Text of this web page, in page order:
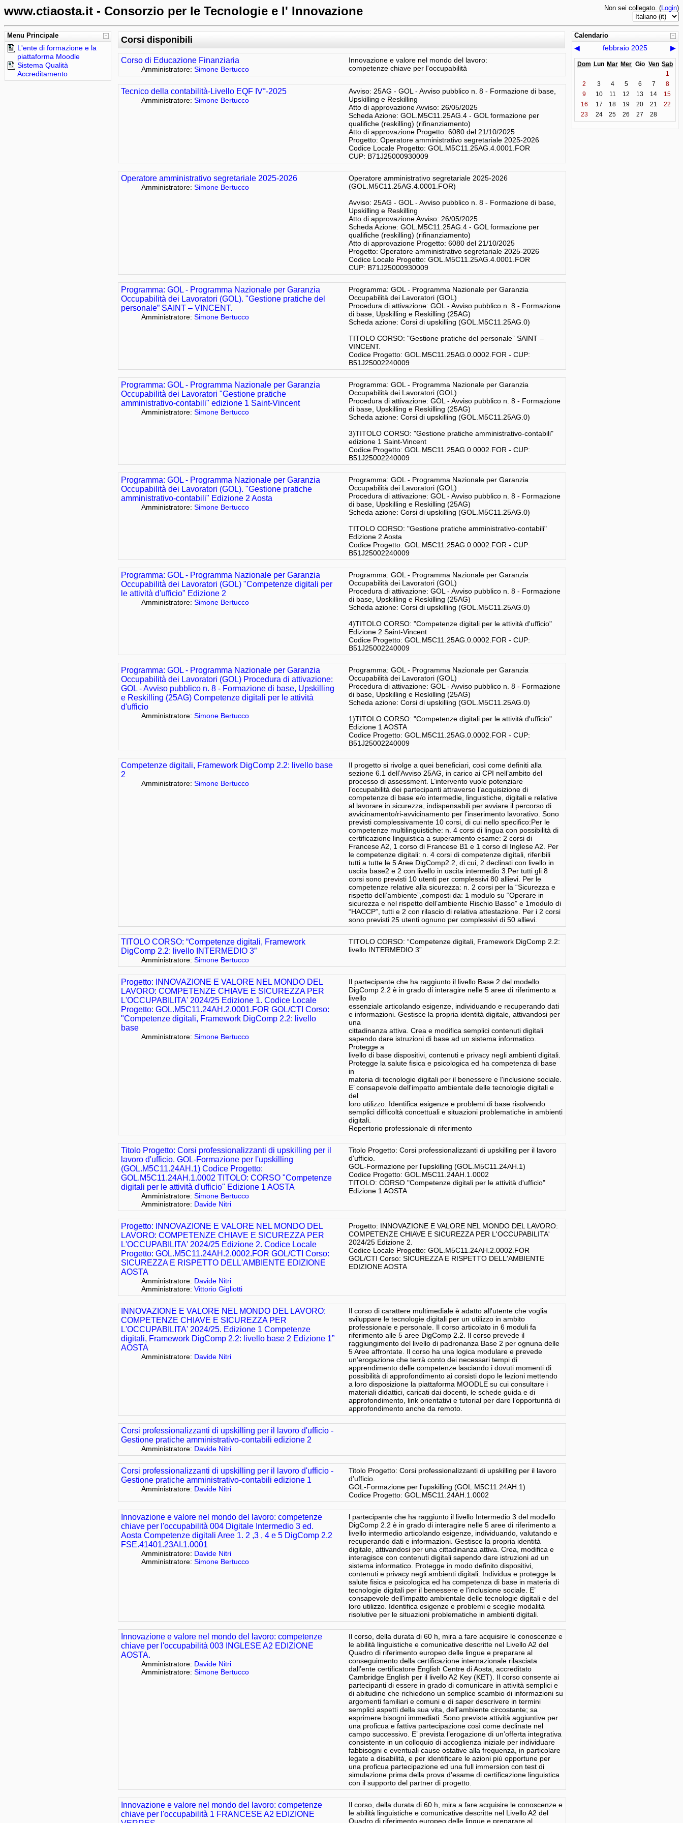
www.ctiaosta.it - Consorzio per le Tecnologie e l' Innovazione Non sei collegato. (Login)
Menu Principale
L'ente di formazione e la
piattaforma Moodle
Sistema Qualità
Accreditamento
Corsi disponibili
Corso di Educazione Finanziaria
Amministratore: Simone Bertucco
Innovazione e valore nel mondo del lavoro:
competenze chiave per l'occupabilità
Tecnico della contabilità-Livello EQF IV°-2025
Amministratore: Simone Bertucco
Avviso: 25AG - GOL - Avviso pubblico n. 8 - Formazione di base,
Upskilling e Reskilling
Atto di approvazione Avviso: 26/05/2025
Scheda Azione: GOL.M5C11.25AG.4 - GOL formazione per
qualifiche (reskilling) (rifinanziamento)
Atto di approvazione Progetto: 6080 del 21/10/2025
Progetto: Operatore amministrativo segretariale 2025-2026
Codice Locale Progetto: GOL.M5C11.25AG.4.0001.FOR
CUP: B71J25000930009
Operatore amministrativo segretariale 2025-2026
Amministratore: Simone Bertucco
Operatore amministrativo segretariale 2025-2026
(GOL.M5C11.25AG.4.0001.FOR)
Avviso: 25AG - GOL - Avviso pubblico n. 8 - Formazione di base,
Upskilling e Reskilling
Atto di approvazione Avviso: 26/05/2025
Scheda Azione: GOL.M5C11.25AG.4 - GOL formazione per
qualifiche (reskilling) (rifinanziamento)
Atto di approvazione Progetto: 6080 del 21/10/2025
Progetto: Operatore amministrativo segretariale 2025-2026
Codice Locale Progetto: GOL.M5C11.25AG.4.0001.FOR
CUP: B71J25000930009
Programma: GOL - Programma Nazionale per Garanzia
Occupabilità dei Lavoratori (GOL). "Gestione pratiche del
personale” SAINT – VINCENT.
Amministratore: Simone Bertucco
Programma: GOL - Programma Nazionale per Garanzia
Occupabilità dei Lavoratori (GOL)
Procedura di attivazione: GOL - Avviso pubblico n. 8 - Formazione
di base, Upskilling e Reskilling (25AG)
Scheda azione: Corsi di upskilling (GOL.M5C11.25AG.0)
TITOLO CORSO: "Gestione pratiche del personale” SAINT –
VINCENT.
Codice Progetto: GOL.M5C11.25AG.0.0002.FOR - CUP:
B51J25002240009
Programma: GOL - Programma Nazionale per Garanzia
Occupabilità dei Lavoratori "Gestione pratiche
amministrativo-contabili" edizione 1 Saint-Vincent
Amministratore: Simone Bertucco
Programma: GOL - Programma Nazionale per Garanzia
Occupabilità dei Lavoratori (GOL)
Procedura di attivazione: GOL - Avviso pubblico n. 8 - Formazione
di base, Upskilling e Reskilling (25AG)
Scheda azione: Corsi di upskilling (GOL.M5C11.25AG.0)
3)TITOLO CORSO: "Gestione pratiche amministrativo-contabili"
edizione 1 Saint-Vincent
Codice Progetto: GOL.M5C11.25AG.0.0002.FOR - CUP:
B51J25002240009
Programma: GOL - Programma Nazionale per Garanzia
Occupabilità dei Lavoratori (GOL). "Gestione pratiche
amministrativo-contabili" Edizione 2 Aosta
Amministratore: Simone Bertucco
Programma: GOL - Programma Nazionale per Garanzia
Occupabilità dei Lavoratori (GOL)
Procedura di attivazione: GOL - Avviso pubblico n. 8 - Formazione
di base, Upskilling e Reskilling (25AG)
Scheda azione: Corsi di upskilling (GOL.M5C11.25AG.0)
TITOLO CORSO: "Gestione pratiche amministrativo-contabili"
Edizione 2 Aosta
Codice Progetto: GOL.M5C11.25AG.0.0002.FOR - CUP:
B51J25002240009
Programma: GOL - Programma Nazionale per Garanzia
Occupabilità dei Lavoratori (GOL) "Competenze digitali per
le attività d'ufficio" Edizione 2
Amministratore: Simone Bertucco
Programma: GOL - Programma Nazionale per Garanzia
Occupabilità dei Lavoratori (GOL)
Procedura di attivazione: GOL - Avviso pubblico n. 8 - Formazione
di base, Upskilling e Reskilling (25AG)
Scheda azione: Corsi di upskilling (GOL.M5C11.25AG.0)
4)TITOLO CORSO: "Competenze digitali per le attività d'ufficio"
Edizione 2 Saint-Vincent
Codice Progetto: GOL.M5C11.25AG.0.0002.FOR - CUP:
B51J25002240009
Programma: GOL - Programma Nazionale per Garanzia
Occupabilità dei Lavoratori (GOL) Procedura di attivazione:
GOL - Avviso pubblico n. 8 - Formazione di base, Upskilling
e Reskilling (25AG) Competenze digitali per le attività
d'ufficio
Amministratore: Simone Bertucco
Programma: GOL - Programma Nazionale per Garanzia
Occupabilità dei Lavoratori (GOL)
Procedura di attivazione: GOL - Avviso pubblico n. 8 - Formazione
di base, Upskilling e Reskilling (25AG)
Scheda azione: Corsi di upskilling (GOL.M5C11.25AG.0)
1)TITOLO CORSO: "Competenze digitali per le attività d'ufficio"
Edizione 1 AOSTA
Codice Progetto: GOL.M5C11.25AG.0.0002.FOR - CUP:
B51J25002240009
Competenze digitali, Framework DigComp 2.2: livello base
2
Amministratore: Simone Bertucco
Il progetto si rivolge a quei beneficiari, così come definiti alla
sezione 6.1 dell’Avviso 25AG, in carico ai CPI nell’ambito del
processo di assessment. L’intervento vuole potenziare
l’occupabilità dei partecipanti attraverso l’acquisizione di
competenze di base e/o intermedie, linguistiche, digitali e relative
al lavorare in sicurezza, indispensabili per avviare il percorso di
avvicinamento/ri-avvicinamento per l’inserimento lavorativo. Sono
previsti complessivamente 10 corsi, di cui nello specifico:Per le
competenze multilinguistiche: n. 4 corsi di lingua con possibilità di
certificazione linguistica a superamento esame: 2 corsi di
Francese A2, 1 corso di Francese B1 e 1 corso di Inglese A2. Per
le competenze digitali: n. 4 corsi di competenze digitali, riferibili
tutti a tutte le 5 Aree DigComp2.2, di cui, 2 declinati con livello in
uscita base2 e 2 con livello in uscita intermedio 3.Per tutti gli 8
corsi sono previsti 10 utenti per complessivi 80 allievi. Per le
competenze relative alla sicurezza: n. 2 corsi per la “Sicurezza e
rispetto dell’ambiente”,composti da: 1 modulo su “Operare in
sicurezza e nel rispetto dell’ambiente Rischio Basso” e 1modulo di
“HACCP”, tutti e 2 con rilascio di relativa attestazione. Per i 2 corsi
sono previsti 25 utenti ognuno per complessivi di 50 allievi.
TITOLO CORSO: “Competenze digitali, Framework
DigComp 2.2: livello INTERMEDIO 3”
Amministratore: Simone Bertucco
TITOLO CORSO: “Competenze digitali, Framework DigComp 2.2:
livello INTERMEDIO 3”
Progetto: INNOVAZIONE E VALORE NEL MONDO DEL
LAVORO: COMPETENZE CHIAVE E SICUREZZA PER
L'OCCUPABILITA' 2024/25 Edizione 1. Codice Locale
Progetto: GOL.M5C11.24AH.2.0001.FOR GOL/CTI Corso:
"Competenze digitali, Framework DigComp 2.2: livello
base
Amministratore: Simone Bertucco
Il partecipante che ha raggiunto il livello Base 2 del modello
DigComp 2.2 è in grado di interagire nelle 5 aree di riferimento a
livello
essenziale articolando esigenze, individuando e recuperando dati
e informazioni. Gestisce la propria identità digitale, attivandosi per
una
cittadinanza attiva. Crea e modifica semplici contenuti digitali
sapendo dare istruzioni di base ad un sistema informatico.
Protegge a
livello di base dispositivi, contenuti e privacy negli ambienti digitali.
Protegge la salute fisica e psicologica ed ha competenza di base
in
materia di tecnologie digitali per il benessere e l'inclusione sociale.
E’ consapevole dell'impatto ambientale delle tecnologie digitali e
del
loro utilizzo. Identifica esigenze e problemi di base risolvendo
semplici difficoltà concettuali e situazioni problematiche in ambienti
digitali.
Repertorio professionale di riferimento
Titolo Progetto: Corsi professionalizzanti di upskilling per il
lavoro d'ufficio. GOL-Formazione per l'upskilling
(GOL.M5C11.24AH.1) Codice Progetto:
GOL.M5C11.24AH.1.0002 TITOLO: CORSO "Competenze
digitali per le attività d'ufficio" Edizione 1 AOSTA
Amministratore: Simone Bertucco
Amministratore: Davide Nitri
Titolo Progetto: Corsi professionalizzanti di upskilling per il lavoro
d'ufficio.
GOL-Formazione per l'upskilling (GOL.M5C11.24AH.1)
Codice Progetto: GOL.M5C11.24AH.1.0002
TITOLO: CORSO "Competenze digitali per le attività d'ufficio"
Edizione 1 AOSTA
Progetto: INNOVAZIONE E VALORE NEL MONDO DEL
LAVORO: COMPETENZE CHIAVE E SICUREZZA PER
L'OCCUPABILITA' 2024/25 Edizione 2. Codice Locale
Progetto: GOL.M5C11.24AH.2.0002.FOR GOL/CTI Corso:
SICUREZZA E RISPETTO DELL'AMBIENTE EDIZIONE
AOSTA
Amministratore: Davide Nitri
Amministratore: Vittorio Gigliotti
Progetto: INNOVAZIONE E VALORE NEL MONDO DEL LAVORO:
COMPETENZE CHIAVE E SICUREZZA PER L'OCCUPABILITA'
2024/25 Edizione 2.
Codice Locale Progetto: GOL.M5C11.24AH.2.0002.FOR
GOL/CTI Corso: SICUREZZA E RISPETTO DELL'AMBIENTE
EDIZIONE AOSTA
INNOVAZIONE E VALORE NEL MONDO DEL LAVORO:
COMPETENZE CHIAVE E SICUREZZA PER
L'OCCUPABILITA' 2024/25. Edizione 1 Competenze
digitali, Framework DigComp 2.2: livello base 2 Edizione 1”
AOSTA
Amministratore: Davide Nitri
Il corso di carattere multimediale è adatto all'utente che voglia
sviluppare le tecnologie digitali per un utilizzo in ambito
professionale e personale. Il corso articolato in 6 moduli fa
riferimento alle 5 aree DigComp 2.2. Il corso prevede il
raggiungimento del livello di padronanza Base 2 per ognuna delle
5 Aree affrontate. Il corso ha una logica modulare e prevede
un’erogazione che terrà conto dei necessari tempi di
apprendimento delle competenze lasciando i dovuti momenti di
possibilità di approfondimento ai corsisti dopo le lezioni mettendo
a loro disposizione la piattaforma MOODLE su cui consultare i
materiali didattici, caricati dai docenti, le schede guida e di
approfondimento, link orientativi e tutorial per dare l’opportunità di
approfondimento anche da remoto.
Corsi professionalizzanti di upskilling per il lavoro d'ufficio -
Gestione pratiche amministrativo-contabili edizione 2
Amministratore: Davide Nitri
Corsi professionalizzanti di upskilling per il lavoro d'ufficio -
Gestione pratiche amministrativo-contabili edizione 1
Amministratore: Davide Nitri
Titolo Progetto: Corsi professionalizzanti di upskilling per il lavoro
d'ufficio.
GOL-Formazione per l'upskilling (GOL.M5C11.24AH.1)
Codice Progetto: GOL.M5C11.24AH.1.0002
Innovazione e valore nel mondo del lavoro: competenze
chiave per l'occupabilità 004 Digitale Intermedio 3 ed.
Aosta Competenze digitali Aree 1. 2 ,3 , 4 e 5 DigComp 2.2
FSE.41401.23AI.1.0001
Amministratore: Davide Nitri
Amministratore: Simone Bertucco
l partecipante che ha raggiunto il livello Intermedio 3 del modello
DigComp 2.2 è in grado di interagire nelle 5 aree di riferimento a
livello intermedio articolando esigenze, individuando, valutando e
recuperando dati e informazioni. Gestisce la propria identità
digitale, attivandosi per una cittadinanza attiva. Crea, modifica e
interagisce con contenuti digitali sapendo dare istruzioni ad un
sistema informatico. Protegge in modo definito dispositivi,
contenuti e privacy negli ambienti digitali. Individua e protegge la
salute fisica e psicologica ed ha competenza di base in materia di
tecnologie digitali per il benessere e l'inclusione sociale. E’
consapevole dell'impatto ambientale delle tecnologie digitali e del
loro utilizzo. Identifica esigenze e problemi e sceglie modalità
risolutive per le situazioni problematiche in ambienti digitali.
Innovazione e valore nel mondo del lavoro: competenze
chiave per l'occupabilità 003 INGLESE A2 EDIZIONE
AOSTA.
Amministratore: Davide Nitri
Amministratore: Simone Bertucco
Il corso, della durata di 60 h, mira a fare acquisire le conoscenze e
le abilità linguistiche e comunicative descritte nel Livello A2 del
Quadro di riferimento europeo delle lingue e preparare al
conseguimento della certificazione internazionale rilasciata
dall’ente certificatore English Centre di Aosta, accreditato
Cambridge English per il livello A2 Key (KET). Il corso consente ai
partecipanti di essere in grado di comunicare in attività semplici e
di abitudine che richiedono un semplice scambio di informazioni su
argomenti familiari e comuni e di saper descrivere in termini
semplici aspetti della sua vita, dell'ambiente circostante; sa
esprimere bisogni immediati. Sono previste attività aggiuntive per
una proficua e fattiva partecipazione così come declinate nel
campo successivo. E’ prevista l’erogazione di un’offerta integrativa
consistente in un colloquio di accoglienza iniziale per individuare
fabbisogni e eventuali cause ostative alla frequenza, in particolare
legate a disabilità, e per identificare le azioni più opportune per
una proficua partecipazione ed una full immersion con test di
simulazione prima della prova d'esame di certificazione linguistica
con il supporto del partner di progetto.
Innovazione e valore nel mondo del lavoro: competenze
chiave per l'occupabilità 1 FRANCESE A2 EDIZIONE
Il corso, della durata di 60 h, mira a fare acquisire le conoscenze e
le abilità linguistiche e comunicative descritte nel Livello A2 del
Quadro di riferimento europeo delle lingue e preparare al
Calendario
◀ febbraio 2025 ▶
Dom Lun Mar Mer Gio Ven Sab
1
2
3 4 5 6 7
8
9
10 11 12 13 14
15
16
17 18 19 20 21
22
23
24 25 26 27 28